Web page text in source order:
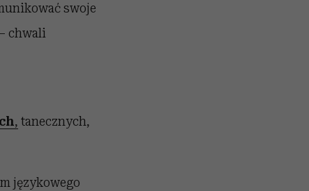
swoje
chwali
, tanecznych,
językowego